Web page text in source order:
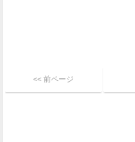
<< 前ページ